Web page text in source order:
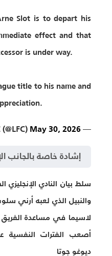
Slot is to depart his
effect and that
is under way.
title to his name and
— Liverpool FC (@LFC)
May 30, 2026
إشادة خاصة بالجانب
سلط بيان النادي الإنجليزي
والنبيل الذي لعبه أرني
لاسيما في مساعدة الفريق
أصعب الفترات النفسية
ديوغو جوتا